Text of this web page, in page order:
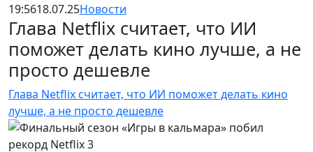
19:5618.07.25Новости
Глава Netflix считает, что ИИ
поможет делать кино лучше, а не
просто дешевле
Глава Netflix считает, что ИИ поможет делать кино
лучше, а не просто дешевле